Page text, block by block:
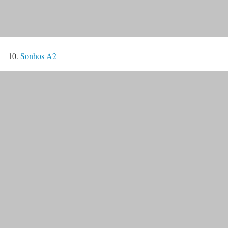
10. Sonhos A2